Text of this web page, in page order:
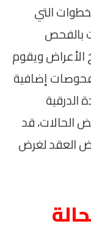
التي
بالفحص
الأعراض ويقوم
فحوصات إضافية
الدرقية
الحالات، قد
العقد لغرض